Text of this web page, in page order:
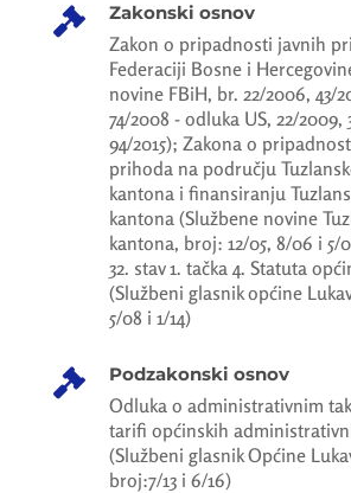
 Zakonski osnov
Zakon o pripadnosti javnih
Federaciji Bosne i
novine FBiH, br. 22/2006, 43/
74/2008 - odluka US, 22/2009,
94/2015); Zakona o
prihoda na području
kantona i finansiranju
kantona (Službene novine
kantona, broj: 12/05, 8/06 i 5/
32. stav 1. tačka 4. Statuta
(Službeni glasnik općine
5/08 i 1/14)
 Podzakonski osnov
Odluka o administrativnim
tarifi općinskih
(Službeni glasnik Općine
broj:7/13 i 6/16)